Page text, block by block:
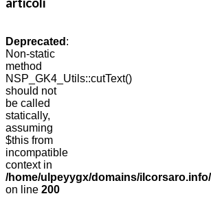
Deprecated :
Non-static
method
NSP_GK4_Utils::cutText()
should not
be called
statically,
assuming
$this from
incompatible
context in
/home/ulpeyygx/domains/
on line 200